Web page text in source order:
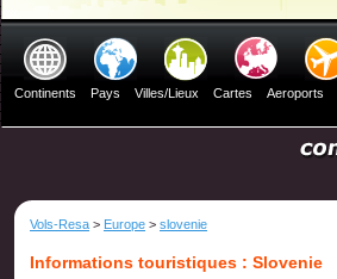
Continents Pays Villes/Lieux Cartes Aeroports
Vols-Resa > Europe > slovenie
Informations touristiques : Slovenie